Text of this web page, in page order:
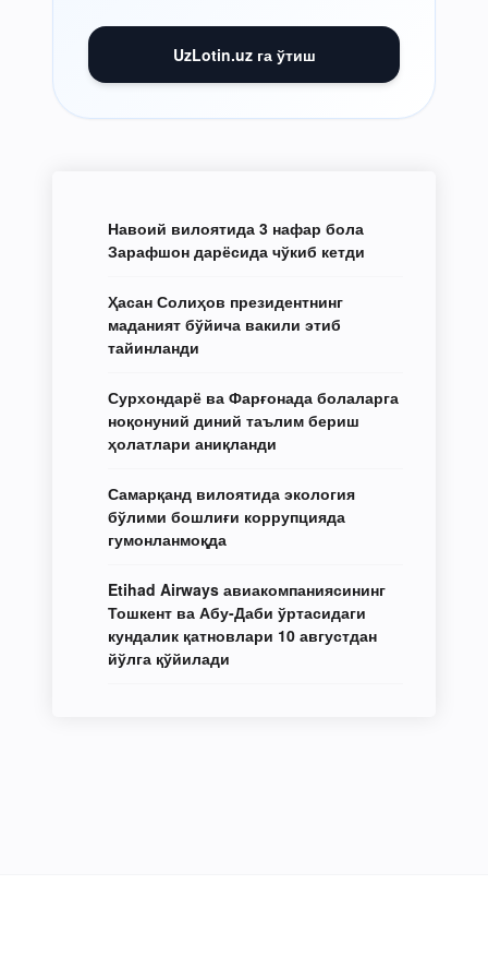
UzLotin.uz га ўтиш
Навоий вилоятида 3 нафар бола
Зарафшон дарёсида чўкиб кетди
Ҳасан Солиҳов президентнинг
маданият бўйича вакили этиб
тайинланди
Сурхондарё ва Фарғонада болаларга
ноқонуний диний таълим бериш
ҳолатлари аниқланди
Самарқанд вилоятида экология
бўлими бошлиғи коррупцияда
гумонланмоқда
Etihad Airways авиакомпаниясининг
Тошкент ва Абу-Даби ўртасидаги
кундалик қатновлари 10 августдан
йўлга қўйилади